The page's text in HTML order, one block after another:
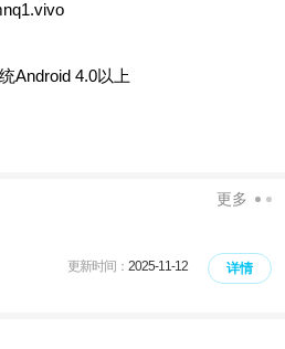
Android 4.0以上
更多
更新时间： 2025-11-12 详情